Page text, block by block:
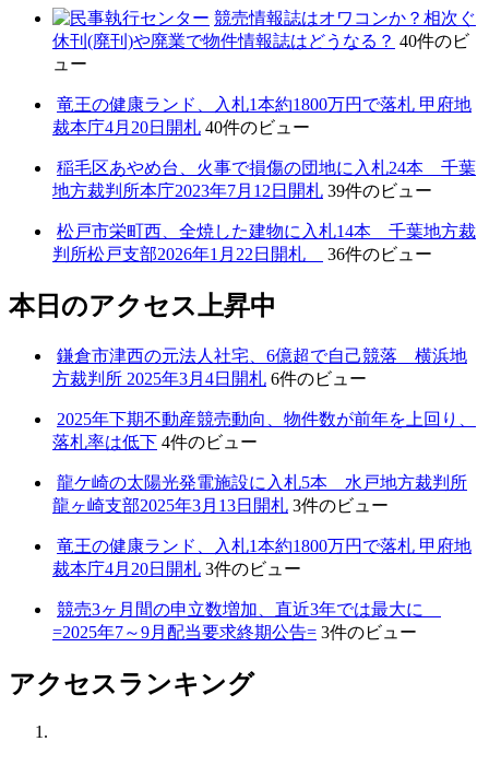
競売情報誌はオワコンか？相次ぐ
休刊(廃刊)や廃業で物件情報誌はどうなる？ 40件のビ
ュー
竜王の健康ランド、入札1本約1800万円で落札 甲府地
裁本庁4月20日開札 40件のビュー
稲毛区あやめ台、火事で損傷の団地に入札24本 千葉
地方裁判所本庁2023年7月12日開札 39件のビュー
松戸市栄町西、全焼した建物に入札14本 千葉地方裁
判所松戸支部2026年1月22日開札
36件のビュー
本日のアクセス上昇中
鎌倉市津西の元法人社宅、6億超で自己競落 横浜地
方裁判所 2025年3月4日開札 6件のビュー
2025年下期不動産競売動向、物件数が前年を上回り、
落札率は低下 4件のビュー
龍ケ崎の太陽光発電施設に入札5本 水戸地方裁判所
龍ヶ崎支部2025年3月13日開札 3件のビュー
竜王の健康ランド、入札1本約1800万円で落札 甲府地
裁本庁4月20日開札 3件のビュー
競売3ヶ月間の申立数増加、直近3年では最大に
=2025年7～9月配当要求終期公告= 3件のビュー
アクセスランキング